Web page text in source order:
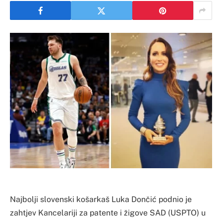
Najbolji slovenski košarkaš Luka Dončić podnio je
zahtjev Kancelariji za patente i žigove SAD (USPTO) u